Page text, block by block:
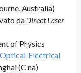
Australia)
da Direct Laser
of Physics
Electrical
(Cina)